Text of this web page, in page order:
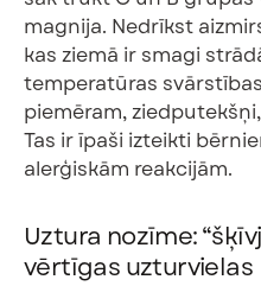
magnija. Nedrīkst
kas ziemā ir smagi
temperatūras
piemēram,
Tas ir īpaši izteikti
alerģiskām reakcijām.
Uztura nozīme:
vērtīgas uzturvielas